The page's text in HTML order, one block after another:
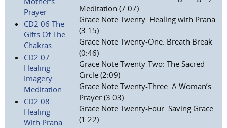
Prayer
CD2 06 The
Gifts Of The
Chakras
CD2 07
Healing
Imagery
Meditation
CD2 08
Healing
With Prana
Meditation (7:07)
Grace Note Twenty: Healing with Prana
(3:15)
Grace Note Twenty-One: Breath Break
(0:46)
Grace Note Twenty-Two: The Sacred
Circle (2:09)
Grace Note Twenty-Three: A Woman’s
Prayer (3:03)
Grace Note Twenty-Four: Saving Grace
(1:22)